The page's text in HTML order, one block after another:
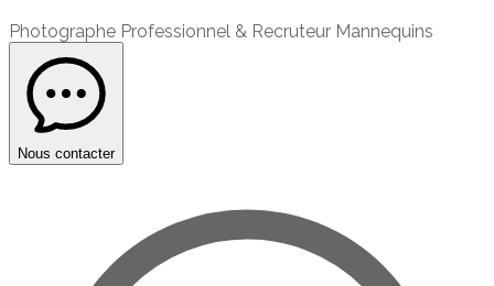
Photographe Professionnel & Recruteur Mannequins
Nous contacter